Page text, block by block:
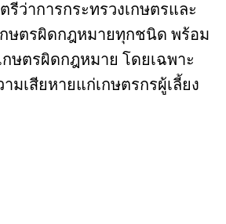
รีว่าการกระทรวงเกษตรและ
ษตรผิดกฎหมายทุกชนิด พร้อม
ษตรผิดกฎหมาย โดยเฉพาะ
เสียหายแก่เกษตรกรผู้เลี้ยง